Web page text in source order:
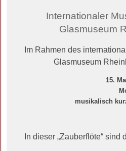
Internationaler
Glasmuseum
Im Rahmen des
Glasmuseum
15.
musikalisch
In dieser „Zauberflöte“